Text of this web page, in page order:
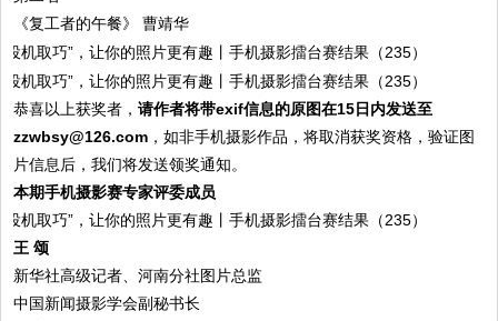
《复工者的午餐》 曹靖华
恭喜以上获奖者，请作者将带exif信息的原图在15日内发送至
zzwbsy@126.com ，如非手机摄影作品，将取消获奖资格，验证图
片信息后，我们将发送领奖通知。
本期手机摄影赛专家评委成员
王 颂
新华社高级记者、河南分社图片总监
中国新闻摄影学会副秘书长